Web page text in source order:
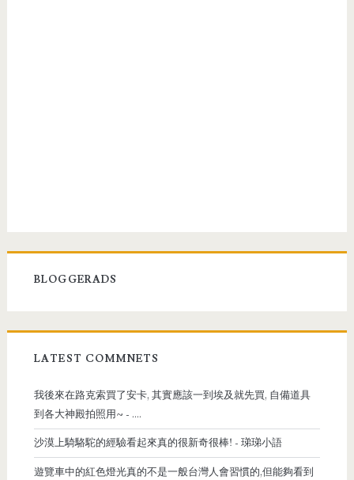
BLOGGERADS
LATEST COMMNETS
我後來在路克索買了安卡, 其實應該一到埃及就先買, 自備道具
到各大神殿拍照用~ - ....
沙漠上騎駱駝的經驗看起來真的很新奇很棒! - 珶珶小語
遊覽車中的紅色燈光真的不是一般台灣人會習慣的,但能夠看到